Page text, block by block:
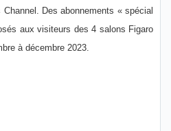
Channel. Des abonnements « spécial
aux visiteurs des 4 salons Figaro
à décembre 2023.